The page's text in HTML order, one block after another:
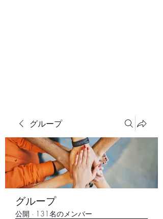
グループ
グループ
公開 · 131名のメンバー